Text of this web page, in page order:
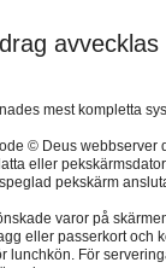
mest kompletta
© Deus webbserver
eller
pekskärm
varor på
eller passerkort och
lunchkön. För